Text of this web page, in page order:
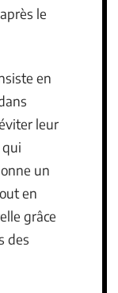
le
en
leur
un
en
grâce
des